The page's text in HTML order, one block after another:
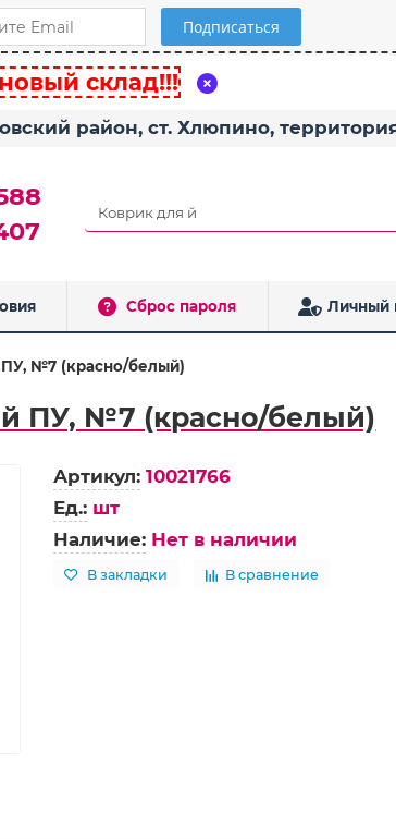
склад!!!
район, ст. Хлюпино,
Сброс пароля Личный
ПУ, №7 (красно/белый)
ПУ, №7 (красно/белый)
Артикул: 10021766
Ед.: шт
Наличие: Нет в наличии
В закладки В сравнение